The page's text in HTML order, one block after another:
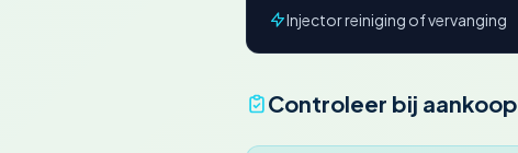
Injector reiniging of vervanging
Controleer bij aankoop